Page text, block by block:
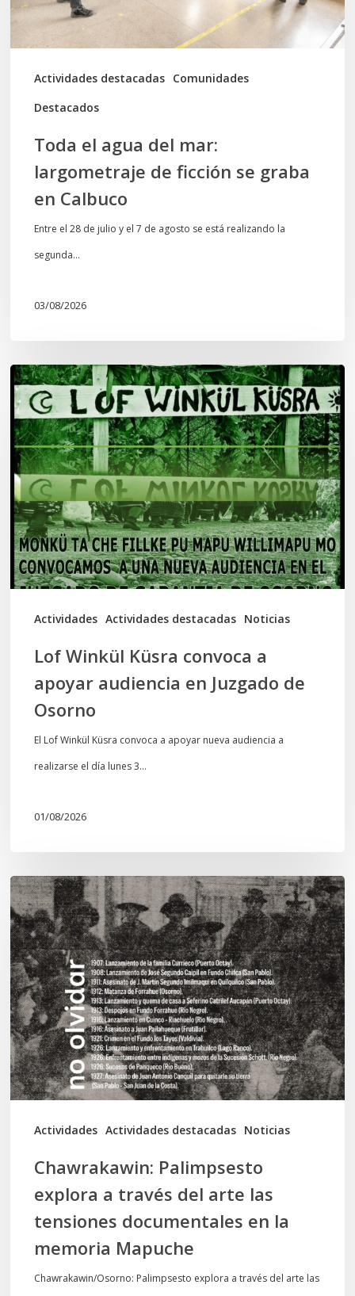
Actividades destacadas Comunidades
Destacados
ficción
se
graba
Toda el agua del mar:
largometraje de ficción se graba
en Calbuco
Entre el 28 de julio y el 7 de agosto se está realizando la
segunda…
03/08/2026
Actividades Actividades destacadas Noticias
Lof
Winkül
Küsra
convoca
a
apoyar
audiencia
en
Juzgado
Lof Winkül Küsra convoca a
apoyar audiencia en Juzgado de
Osorno
El Lof Winkül Küsra convoca a apoyar nueva audiencia a
realizarse el día lunes 3…
01/08/2026
Actividades Actividades destacadas Noticias
Chawrakawin:
Palimpsesto
explora
a
través
del
arte
las
tensiones
documentales
memoria
Mapuche
Chawrakawin: Palimpsesto
explora a través del arte las
tensiones documentales en la
memoria Mapuche
Chawrakawin/Osorno: Palimpsesto explora a través del arte las